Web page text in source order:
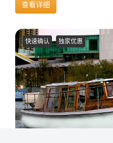
查看详细
快速确认 独家优惠